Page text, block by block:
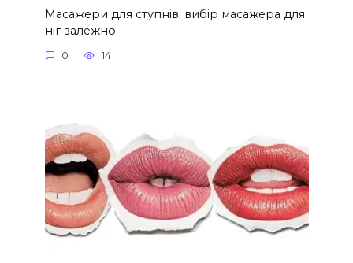
Масажери для ступнів: вибір масажера для
ніг залежно
0 14